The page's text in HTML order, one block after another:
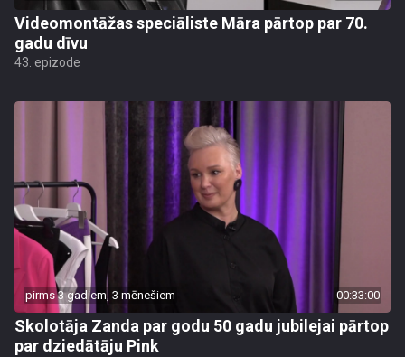
Videomontāžas speciāliste Māra pārtop par 70.
gadu dīvu
43. epizode
pirms 3 gadiem, 3 mēnešiem 00:33:00
Skolotāja Zanda par godu 50 gadu jubilejai pārtop
par dziedātāju Pink